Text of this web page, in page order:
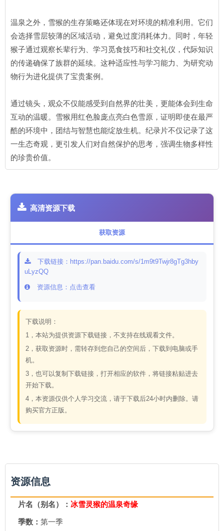
温泉之外，雪猴的生存策略还体现在对环境的精准利用。它们
会选择雪层较薄的区域活动，避免过度消耗体力。同时，年轻
猴子通过观察长辈行为、学习觅食技巧和社交礼仪，代际知识
的传递确保了族群的延续。这种适应性与学习能力、为研究动
物行为进化提供了宝贵案例。
通过镜头，观众不仅能感受到自然界的壮美，更能体会到生命
互动的温暖。雪猴用红色脸庞点亮白色雪原，证明即使在最严
酷的环境中，团结与智慧也能绽放生机。纪录片不仅记录了这
一生态奇观，更引发人们对自然保护的思考，强调生物多样性
的珍贵价值。
高清资源下载
获取资源
下载链接：https://pan.baidu.com/s/1m9t9Twjr8gTg3hby
uLyzQQ
资源信息：点击查看
下载说明：
1，本站为提供资源下载链接，不支持在线观看文件。
2，获取资源时，需转存到您自己的空间后，下载到电脑或手
机。
3，也可以复制下载链接，打开相应的软件，将链接粘贴进去
开始下载。
4，本资源仅供个人学习交流，请于下载后24小时内删除。请
购买官方正版。
资源信息
片名（别名）： 冰雪灵猴的温泉奇缘
季数： 第一季